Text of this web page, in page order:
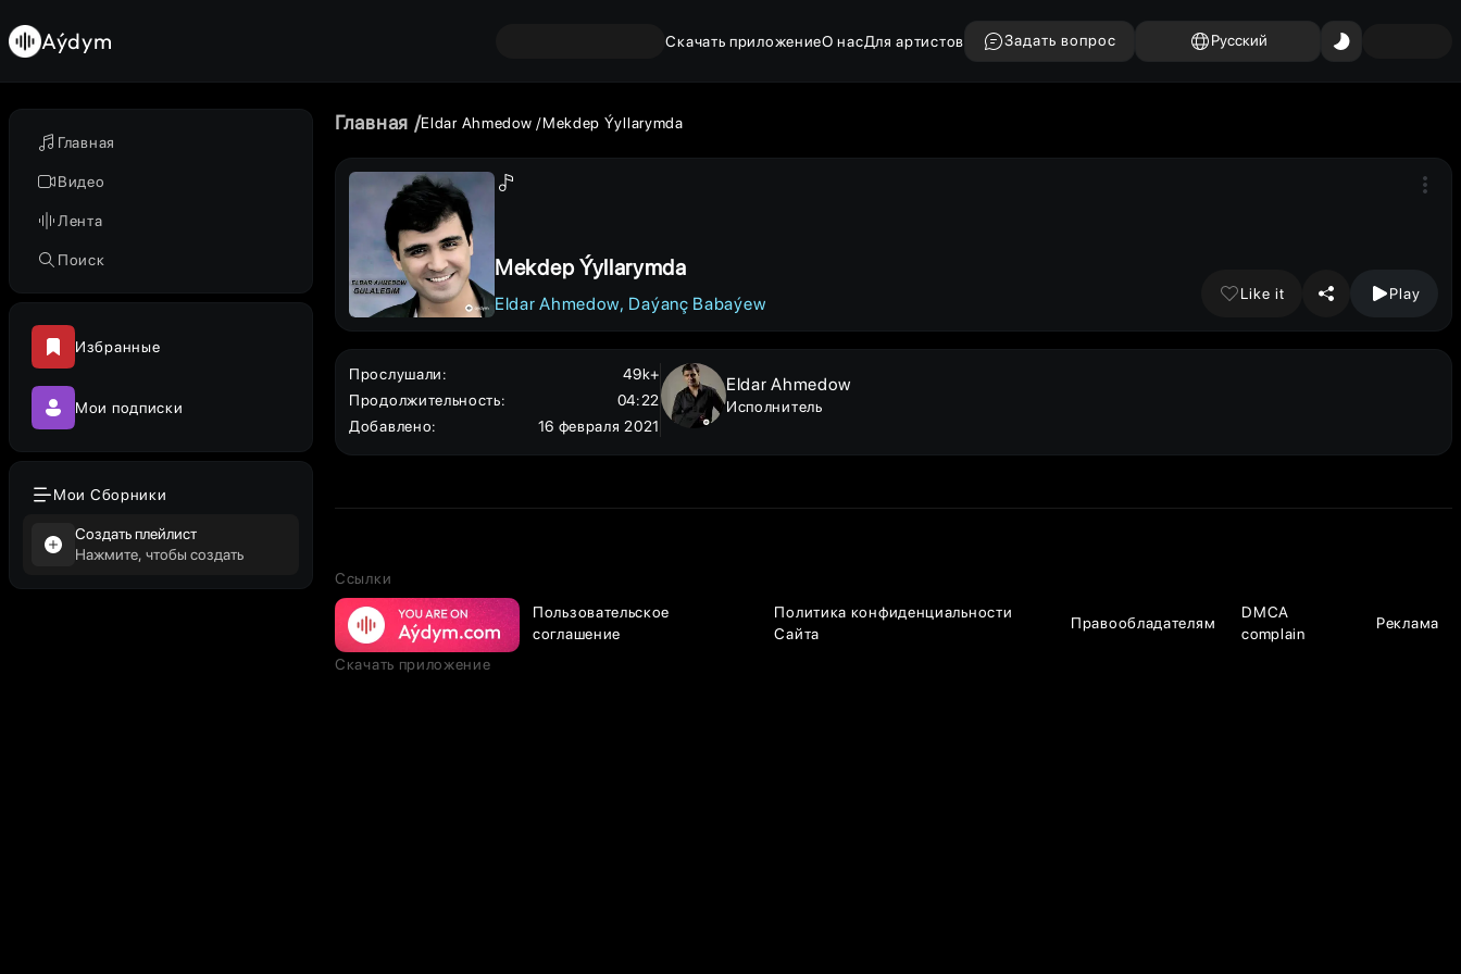
Главная
Видео
Лента
Поиск
Избранные
Мои подписки
Мои Сборники
Создать плейлист
Нажмите, чтобы создать
Aýdym Скачать приложениеО насДля артистов Задать вопрос Русский
Главная Eldar Ahmedow Mekdep Ýyllarymda
Mekdep Ýyllarymda
Eldar Ahmedow Daýanç Babaýew
Like it Play
Прослушали:
49k+
Продолжительность:
04:22
Добавлено: 16 февраля 2021
Eldar Ahmedow
Исполнитель
Ссылки
Пользовательское
соглашение
Политика конфиденциальности
Сайта
Правообладателям
DMCA
complain
Реклама
Скачать приложение